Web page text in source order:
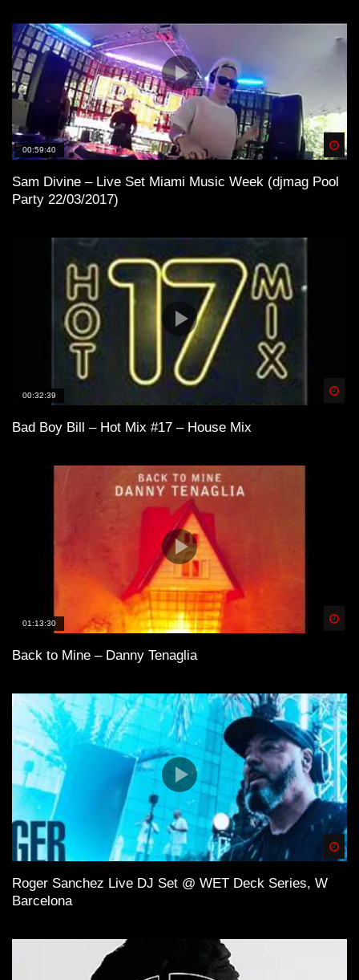
00:59:40
Sam Divine – Live Set Miami Music Week (djmag Pool
Party 22/03/2017)
00:32:39
Bad Boy Bill – Hot Mix #17 – House Mix
01:13:30
Back to Mine – Danny Tenaglia
Roger Sanchez Live DJ Set @ WET Deck Series, W
Barcelona